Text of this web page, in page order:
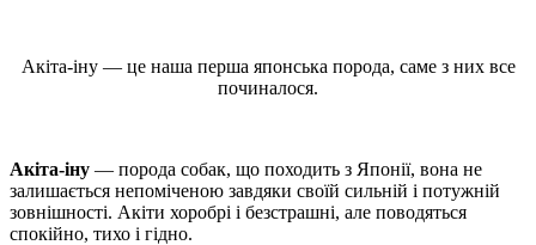
Акіта-іну — це наша перша японська порода, саме з них все
починалося.
Акіта-іну — порода собак, що походить з Японії, вона не
залишається непоміченою завдяки своїй сильній і потужній
зовнішності. Акіти хоробрі і безстрашні, але поводяться
спокійно, тихо і гідно.